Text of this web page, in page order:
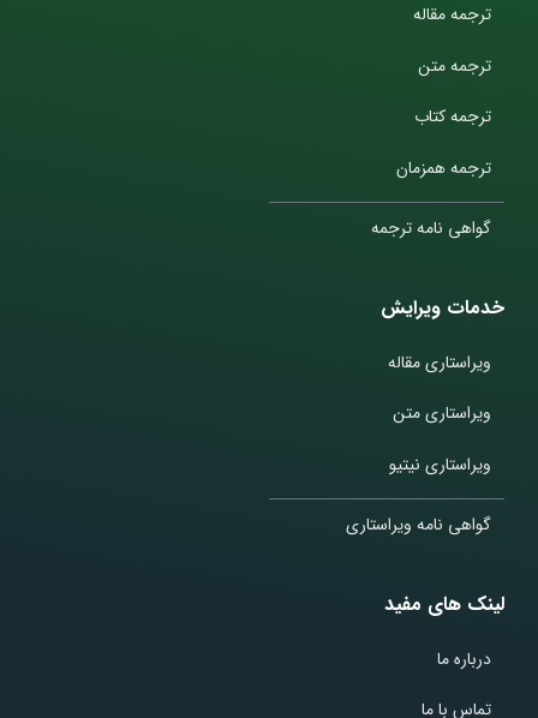
ترجمه مقاله
ترجمه متن
ترجمه کتاب
ترجمه همزمان
گواهی نامه ترجمه
خدمات ویرایش
ویراستاری مقاله
ویراستاری متن
ویراستاری نیتیو
گواهی نامه ویراستاری
لینک های مفید
درباره ما
تماس با ما